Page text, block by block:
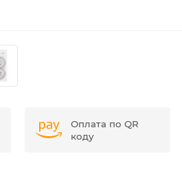
Оплата по QR
коду